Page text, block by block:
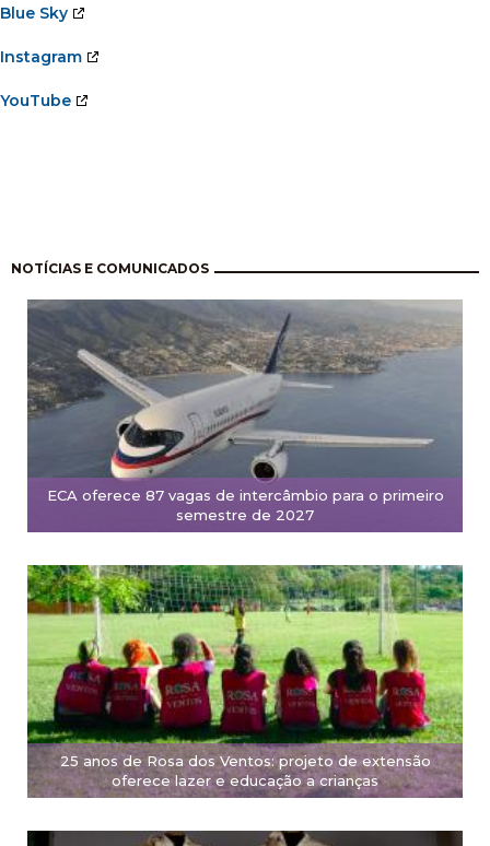
Blue Sky
Instagram
YouTube
NOTÍCIAS E COMUNICADOS
ECA oferece 87 vagas de intercâmbio para o primeiro
semestre de 2027
25 anos de Rosa dos Ventos: projeto de extensão
oferece lazer e educação a crianças
Paginação